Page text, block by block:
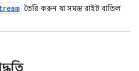
তৈরি করুন যা সমস্ত রাইট বাতিল